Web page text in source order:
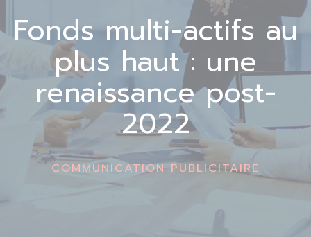
Fonds multi-actifs au
plus haut : une
renaissance post-
2022
COMMUNICATION PUBLICITAIRE